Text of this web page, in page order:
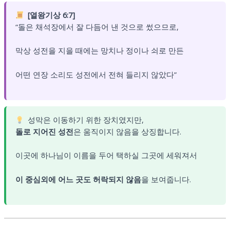
[열왕기상 6:7]
“돌은 채석장에서 잘 다듬어 낸 것으로 썼으므로,
막상 성전을 지을 때에는 망치나 정이나 쇠로 만든
어떤 연장 소리도 성전에서 전혀 들리지 않았다”
성막은 이동하기 위한 장치였지만,
돌로 지어진 성전은 움직이지 않음을 상징합니다.
이곳에 하나님이 이름을 두어 택하실 그곳에 세워져서
이 중심외에 어느 곳도 허락되지 않음을 보여줍니다.